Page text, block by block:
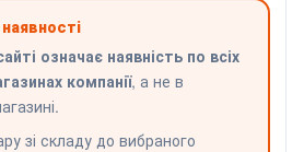
означає наявність по всіх
компанії, а не в
зі складу до вибраного